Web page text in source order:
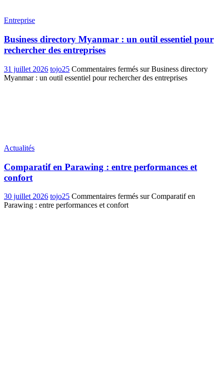
Entreprise
Business directory Myanmar : un outil essentiel pour
rechercher des entreprises
31 juillet 2026 tojo25 Commentaires fermés sur Business directory
Myanmar : un outil essentiel pour rechercher des entreprises
Actualités
Comparatif en Parawing : entre performances et
confort
30 juillet 2026 tojo25 Commentaires fermés sur Comparatif en
Parawing : entre performances et confort